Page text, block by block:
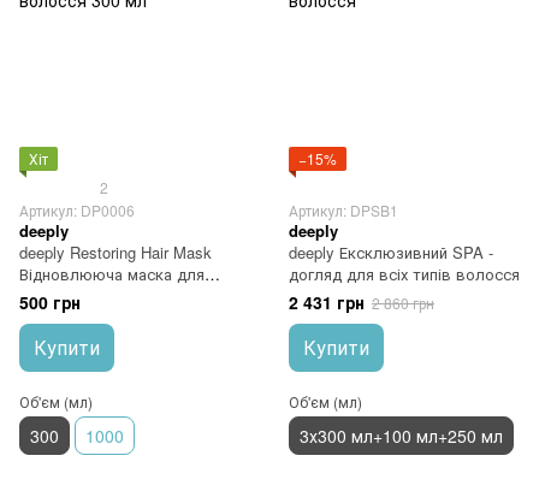
Хіт
2
Артикул: DP0006
deeply
deeply Restoring Hair Mask
Відновлююча маска для
волосся 300 мл
500 грн
Купити
Об'єм (мл)
300 1000
−15%
Артикул: DPSB1
deeply
deeply Ексклюзивний SPA -
догляд для всіх типів волосся
2 431 грн 2 860 грн
Купити
Об'єм (мл)
3х300 мл+100 мл+250 мл